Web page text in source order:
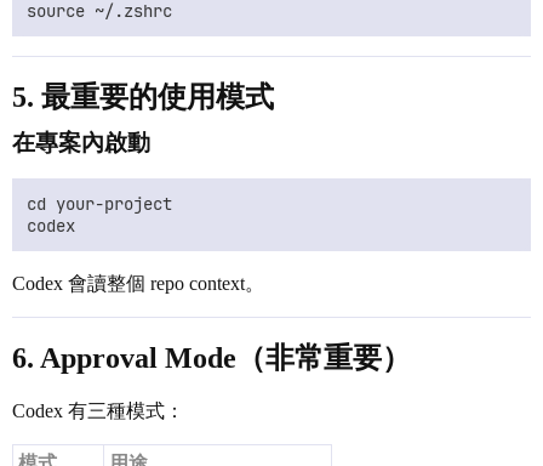
5. 最重要的使用模式
在專案內啟動
cd your-project
Codex 會讀整個 repo context。
6. Approval Mode（非常重要）
Codex 有三種模式：